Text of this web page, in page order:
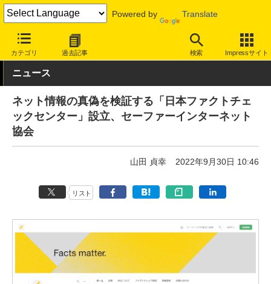
Powered by Translate
カテゴリ 過去記事 検索 Impressサイト
INTERNET Watch トピック その他
ニュース
ネット情報の真偽を検証する「日本ファクトチェ
ックセンター」設立、セーファーインターネット
協会
山田 貞幸 2022年9月30日 10:46
リスト